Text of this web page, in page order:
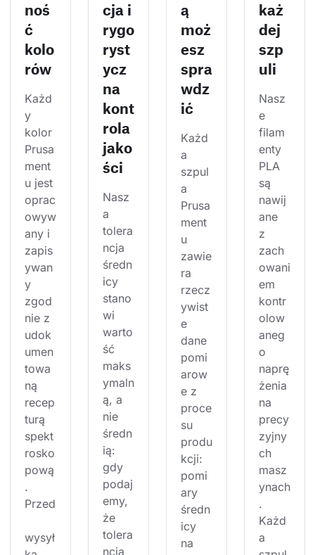
noś
ć
kolo
rów
Każd
y
kolor
Prusa
ment
u jest
oprac
owyw
any i
zapis
ywan
y
zgod
nie z
udok
umen
towa
ną
recep
turą
spekt
rosko
pową
.
Przed
wysył
cja i
rygo
ryst
ycz
na
kont
rola
jako
ści
Nasz
a
tolera
ncja
średn
icy
stano
wi
warto
ść
maks
ymaln
ą, a
nie
średn
ią:
gdy
podaj
emy,
że
tolera
ncja
ą
moż
esz
spra
wdz
ić
Każd
a
szpul
a
Prusa
ment
u
zawie
ra
rzecz
ywist
e
dane
pomi
arow
e z
proce
su
produ
kcji:
pomi
ary
średn
icy
na
każ
dej
szp
uli
Nasz
e
filam
enty
PLA
są
nawij
ane
z
zach
owani
em
kontr
olow
aneg
o
naprę
żenia
na
precy
zyjny
ch
masz
ynach
.
Każd
a